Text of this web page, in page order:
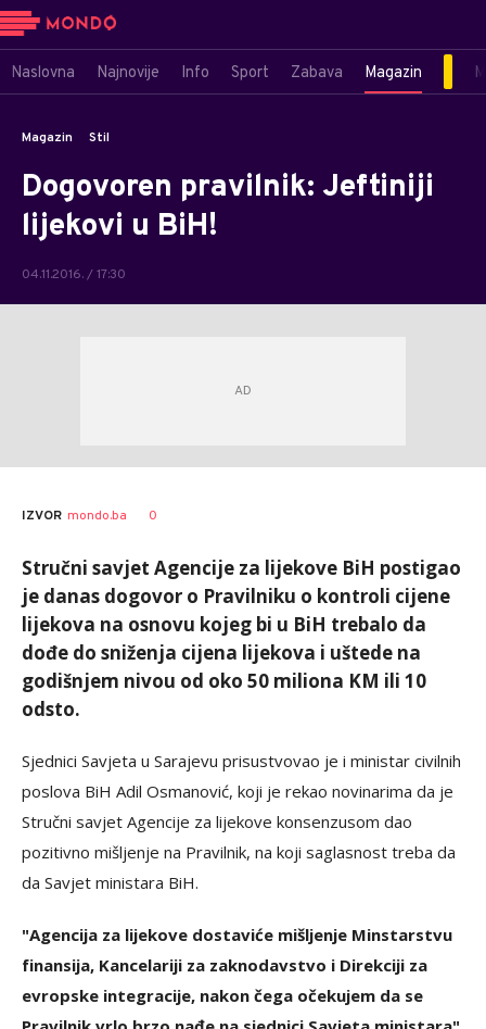
Naslovna Najnovije Info Sport Zabava Magazin
Magazin Stil
Dogovoren pravilnik: Jeftiniji
lijekovi u BiH!
04.11.2016. / 17:30
IZVOR mondo.ba 0
Stručni savjet Agencije za lijekove BiH postigao
je danas dogovor o Pravilniku o kontroli cijene
lijekova na osnovu kojeg bi u BiH trebalo da
dođe do sniženja cijena lijekova i uštede na
godišnjem nivou od oko 50 miliona KM ili 10
odsto.
Sjednici Savjeta u Sarajevu prisustvovao je i ministar civilnih
poslova BiH Adil Osmanović, koji je rekao novinarima da je
Stručni savjet Agencije za lijekove konsenzusom dao
pozitivno mišljenje na Pravilnik, na koji saglasnost treba da
da Savjet ministara BiH.
"Agencija za lijekove dostaviće mišljenje Minstarstvu
finansija, Kancelariji za zaknodavstvo i Direkciji za
evropske integracije, nakon čega očekujem da se